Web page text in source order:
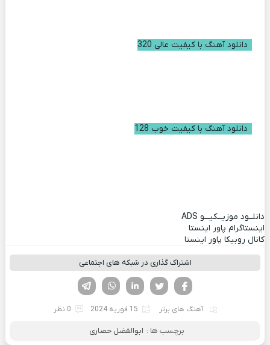
دانلود آهنگ با کیفیت عالی 320
دانلود آهنگ با کیفیت خوب 128
دانلــود موزیــکیـــو ADS
اینستاگرام پاور اینستا
کانال روبیکا پاور اینستا
اشتراک گذاری در شبکه های اجتماعی
لینکدین تویتر
فیسوک
آهنگ های برتر 15 فوریه 2024 0 نظر
برچسب ها : ابوالفضل حصاری